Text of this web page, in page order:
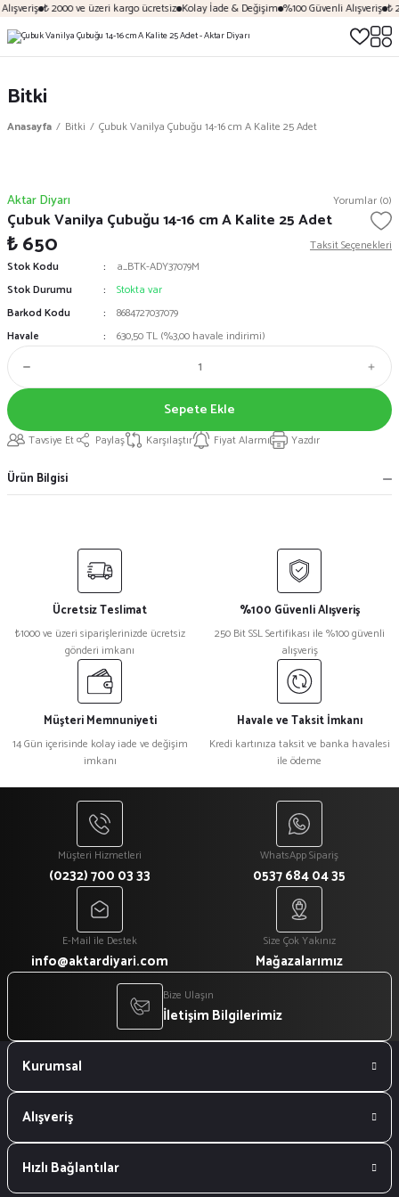
₺ 2000 ve üzeri kargo ücretsiz Kolay İade & Değişim %100 Güvenli Alışveriş ₺
Bitki
Anasayfa Bitki Çubuk Vanilya Çubuğu 14-16 cm A Kalite 25 Adet
Aktar Diyarı Yorumlar (0)
Çubuk Vanilya Çubuğu 14-16 cm A Kalite 25 Adet
₺ 650
Taksit Seçenekleri
Stok Kodu
a_BTK-ADY37079M
Stok Durumu
Stokta var
Barkod Kodu
8684727037079
Havale
630,50 TL (%3,00 havale indirimi)
Sepete Ekle
Tavsiye Et Paylaş Karşılaştır Fiyat Alarmı Yazdır
Ürün Bilgisi
Ücretsiz Teslimat
₺1000 ve üzeri siparişlerinizde ücretsiz
gönderi imkanı
%100 Güvenli Alışveriş
250 Bit SSL Sertifikası ile %100 güvenli
alışveriş
Müşteri Memnuniyeti
14 Gün içerisinde kolay iade ve değişim
imkanı
Havale ve Taksit İmkanı
Kredi kartınıza taksit ve banka havalesi
ile ödeme
Müşteri Hizmetleri
(0232) 700 03 33
WhatsApp Sipariş
0537 684 04 35
E-Mail ile Destek
info@aktardiyari.com
Size Çok Yakınız
Mağazalarımız
Bize Ulaşın
İletişim Bilgilerimiz
Kurumsal
Alışveriş
Hızlı Bağlantılar